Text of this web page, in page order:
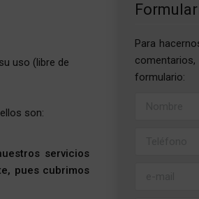
uso (libre de
son:
servicios
pues cubrimos
Para
formulario: